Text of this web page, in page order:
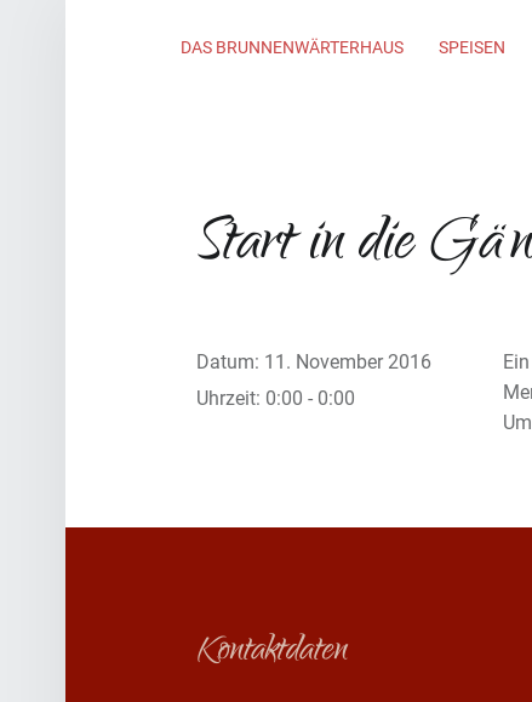
DAS BRUNNENWÄRTERHAUS SPEISEN
Start in die
Datum: 11. November 2016
Uhrzeit: 0:00 - 0:00
Footer sidebar
Kontaktdaten